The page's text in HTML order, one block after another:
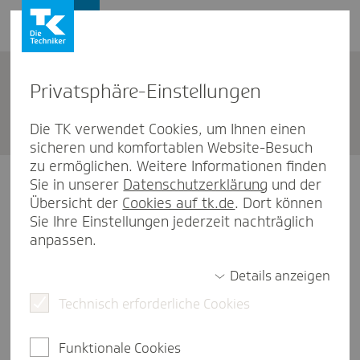
Bewer­bungsportal
Aktueller Hinweis
Es tut uns sehr leid!
Aufgrund technischer Problemen bzw.
Wartungsarbeiten steht unser TK Karriereportal
vorübergehend nicht zur Verfügung. Bitte
Privat­sphäre-Einstel­lungen
Die TK verwendet Cookies, um Ihnen einen
sicheren und komfortablen Website-Besuch
zu ermöglichen. Weitere Informationen finden
Sie in unserer Datenschutzerklärung und der
Übersicht der Cookies auf tk.de. Dort können
Sie Ihre Einstellungen jederzeit nachträglich
anpassen.
Details anzeigen
Technisch erforderliche Cookies
Funktionale Cookies